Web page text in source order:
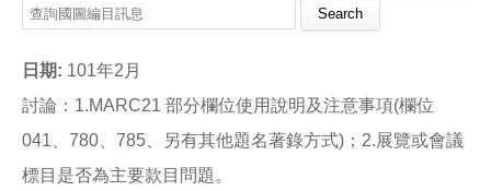
e
k
Search this site
日期: 101年2月
討論：1.MARC21 部分欄位使用說明及注意事項(欄位
041、780、785、另有其他題名著錄方式)；2.展覽或會議
標目是否為主要款目問題。